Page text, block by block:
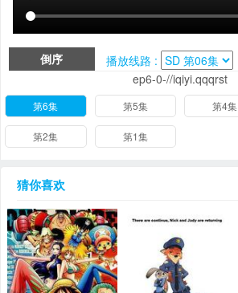
倒序
播放线路 :
ep6-0-//iqiyi.qqqrst
第6集 第5集 第4集
第2集 第1集
猜你喜欢